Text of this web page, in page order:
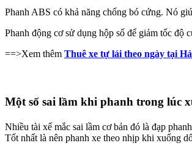
Phanh ABS có khả năng chống bó cứng. Nó
Phanh động cơ sử dụng hộp số để giảm tốc độ
==>Xem thêm Thuê xe tự lái theo ngày tại
Một số sai lầm khi phanh trong lúc
Nhiều tài xế mắc sai lầm cơ bản đó là đạp
Tốt nhất là nên phanh xe theo nhịp khi xuống